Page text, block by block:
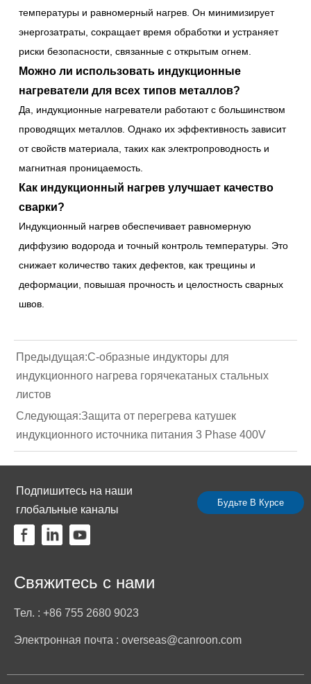
температуры и равномерный нагрев. Он минимизирует
энергозатраты, сокращает время обработки и устраняет
риски безопасности, связанные с открытым огнем.
Можно ли использовать индукционные
нагреватели для всех типов металлов?
Да, индукционные нагреватели работают с большинством
проводящих металлов. Однако их эффективность зависит
от свойств материала, таких как электропроводность и
магнитная проницаемость.
Как индукционный нагрев улучшает качество
сварки?
Индукционный нагрев обеспечивает равномерную
диффузию водорода и точный контроль температуры. Это
снижает количество таких дефектов, как трещины и
деформации, повышая прочность и целостность сварных
швов.
Предыдущая:С-образные индукторы для
индукционного нагрева горячекатаных стальных
листов
Следующая:Защита от перегрева катушек
индукционного источника питания 3 Phase 400V
Подпишитесь на наши
глобальные каналы
Будьте В Курсе
Свяжитесь с нами
Тел. : +86 755 2680 9023
Электронная почта : overseas@canroon.com